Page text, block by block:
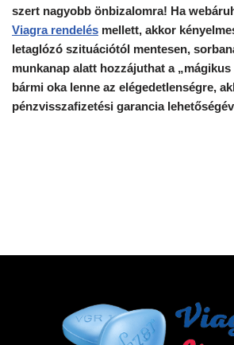
szert nagyobb önbizalomra! Ha
Viagra rendelés mellett, akkor
letaglózó szituációtól mentesen,
munkanap alatt hozzájuthat a
bármi oka lenne az elégedetlenségre,
pénzvisszafizetési garancia